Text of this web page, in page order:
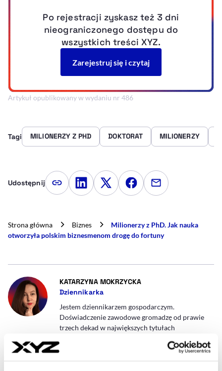
Artykuł opublikowany w wydaniu nr 486
Tagi MILIONERZY Z PHD DOKTORAT MILIONERZY
Udostępnij Kopiuj link artykułu
Udostępnij na LinkedIn
Udostępnij na Twitterze
Udostępnij na
Udostępnij
Strona główna Biznes
Milionerzy z PhD. Jak nauka
otworzyła polskim biznesmenom drogę do fortuny
KATARZYNA MOKRZYCKA- AUTOR ARTYKUŁU -
Dziennikarka
Jestem dziennikarzem gospodarczym.
Doświadczenie zawodowe gromadzę od prawie
trzech dekad w największych tytułach
zastępcą kierownika działu ekonomicznego w